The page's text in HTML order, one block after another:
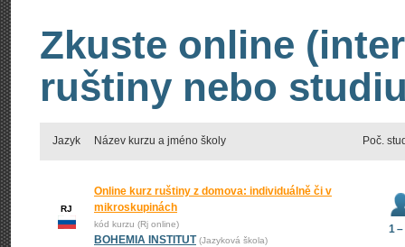
Zkuste online
ruštiny nebo
Jazyk Název kurzu a jméno školy Poč.
RJ
Online kurz ruštiny z domova: individuálně či v
mikroskupinách
kód kurzu (Rj online)
BOHEMIA INSTITUT (Jazyková škola)
1